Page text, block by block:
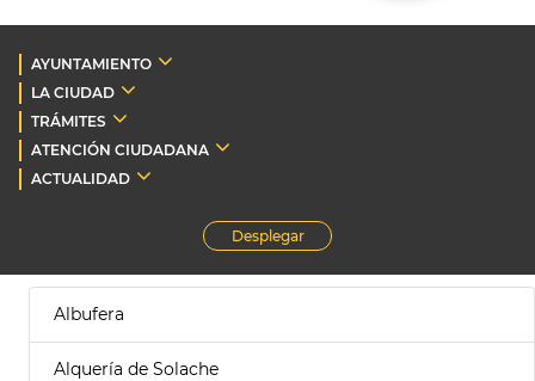
AYUNTAMIENTO
LA CIUDAD
TRÁMITES
ATENCIÓN CIUDADANA
ACTUALIDAD
Desplegar
Albufera
Alquería de Solache